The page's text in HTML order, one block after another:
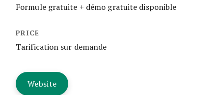
Formule gratuite + démo gratuite disponible
Tarification sur demande
Website